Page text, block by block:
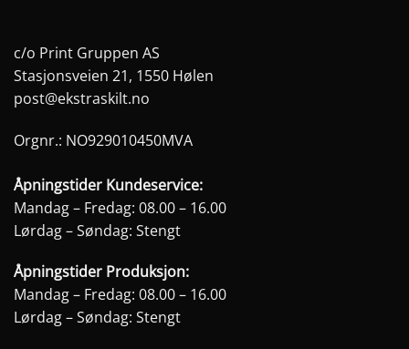
kan
velges
på
c/o Print Gruppen AS
Stasjonsveien 21, 1550 Hølen
post@ekstraskilt.no
Orgnr.: NO929010450MVA
Åpningstider Kundeservice:
Mandag – Fredag: 08.00 – 16.00
Lørdag – Søndag: Stengt
Åpningstider Produksjon:
Mandag – Fredag: 08.00 – 16.00
Lørdag – Søndag: Stengt